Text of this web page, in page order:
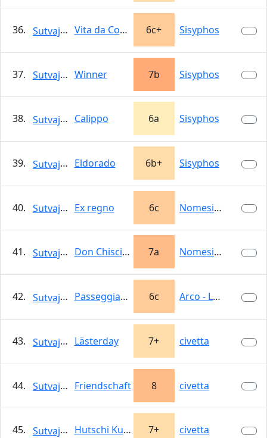
36. Sutvajka Vita da Corridoio 6c+ Sisyphos
37. Sutvajka Winner 7b Sisyphos
38. Sutvajka Calippo 6a Sisyphos
39. Sutvajka Eldorado 6b+ Sisyphos
40. Sutvajka Ex regno 6c Nomesino
41. Sutvajka Don Chisciotte 7a Nomesino
42. Sutvajka Passeggiata nel Giardino di Rosa 6c Arco - La Gola
43. Sutvajka Lästerday 7+ civetta
44. Sutvajka Friendschaft 8 civetta
45. Sutvajka Hutschi Kutschi men 7+ civetta